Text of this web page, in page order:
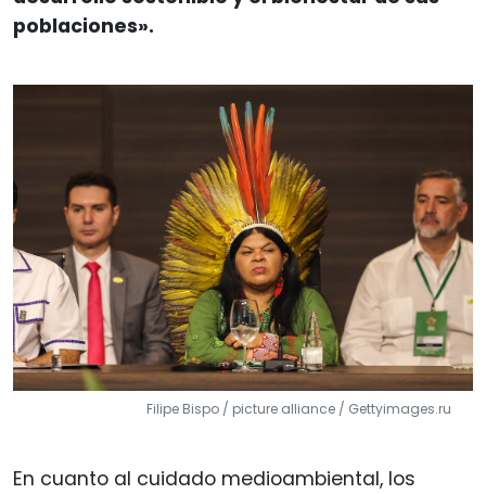
poblaciones».
Filipe Bispo / picture alliance / Gettyimages.ru
En cuanto al cuidado medioambiental, los